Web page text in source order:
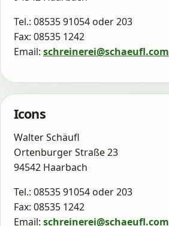
Tel.: 08535 91054 oder 203
Fax: 08535 1242
Email: schreinerei@schaeufl.com
Icons
Walter Schäufl
Ortenburger Straße 23
94542 Haarbach
Tel.: 08535 91054 oder 203
Fax: 08535 1242
Email: schreinerei@schaeufl.com